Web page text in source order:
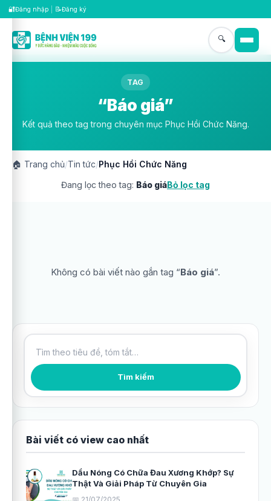
🔐Đăng nhập 📝Đăng ký
🔍
TAG
“Báo giá”
Kết quả theo tag trong chuyên mục Phục Hồi Chức Năng.
🏠 Trang chủ/Tin tức/Phục Hồi Chức Năng
Đang lọc theo tag: Báo giáBỏ lọc tag
Không có bài viết nào gắn tag “Báo giá”.
Tìm kiếm bài viết Tìm kiếm
Bài viết có view cao nhất
Dầu Nóng Có Chữa Đau Xương Khớp? Sự
Thật Và Giải Pháp Từ Chuyên Gia